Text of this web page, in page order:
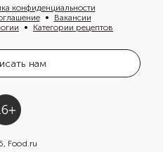
конфиденциальности
Вакансии
Категории рецептов
нам
, Food.ru